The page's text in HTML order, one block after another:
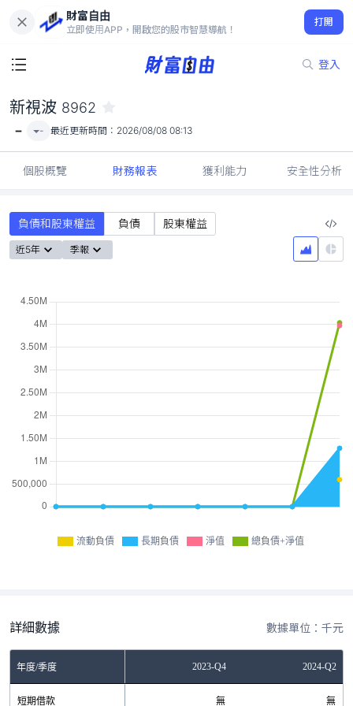
財富自由
立即使用APP，開啟您的股市智慧導航！
打開
登入
-
新視波 8962
- - 最近更新時間： 2026/08/08 08:13
個股概覽 財務報表 獲利能力 安全性分析
負債和股東權益 負債 股東權益
近5年 季報
流動負債 長期負債 淨值 總負債+淨值
詳細數據 數據單位：千元
年度/季度 2023-Q4 2024-Q2
短期借款 無 無